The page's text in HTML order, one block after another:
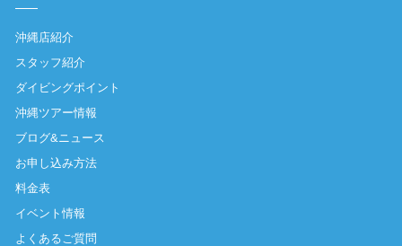
沖縄店紹介
スタッフ紹介
ダイビングポイント
沖縄ツアー情報
ブログ&ニュース
お申し込み方法
料金表
イベント情報
よくあるご質問